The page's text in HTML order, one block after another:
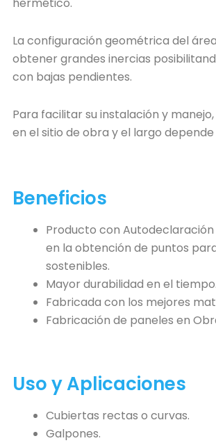
hermético.
La configuración geométrica del
obtener grandes inercias
con bajas pendientes.
Para facilitar su instalación y
en el sitio de obra y el largo
Beneficios
Producto con
en la obtención de puntos
sostenibles.
Mayor durabilidad en el tiempo.
Fabricada con los mejores
Fabricación de paneles en
Uso y Aplicaciones
Cubiertas rectas o curvas.
Galpones.